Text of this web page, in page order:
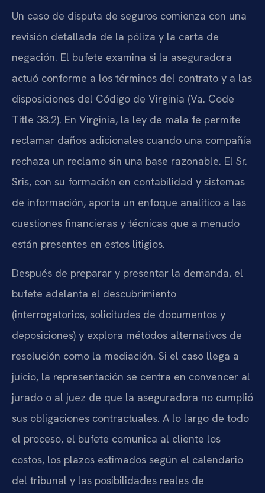
Un caso de disputa de seguros comienza con una
revisión detallada de la póliza y la carta de
negación. El bufete examina si la aseguradora
actuó conforme a los términos del contrato y a las
disposiciones del Código de Virginia (Va. Code
Title 38.2). En Virginia, la ley de mala fe permite
reclamar daños adicionales cuando una compañía
rechaza un reclamo sin una base razonable. El Sr.
Sris, con su formación en contabilidad y sistemas
de información, aporta un enfoque analítico a las
cuestiones financieras y técnicas que a menudo
están presentes en estos litigios.
Después de preparar y presentar la demanda, el
bufete adelanta el descubrimiento
(interrogatorios, solicitudes de documentos y
deposiciones) y explora métodos alternativos de
resolución como la mediación. Si el caso llega a
juicio, la representación se centra en convencer al
jurado o al juez de que la aseguradora no cumplió
sus obligaciones contractuales. A lo largo de todo
el proceso, el bufete comunica al cliente los
costos, los plazos estimados según el calendario
del tribunal y las posibilidades reales de